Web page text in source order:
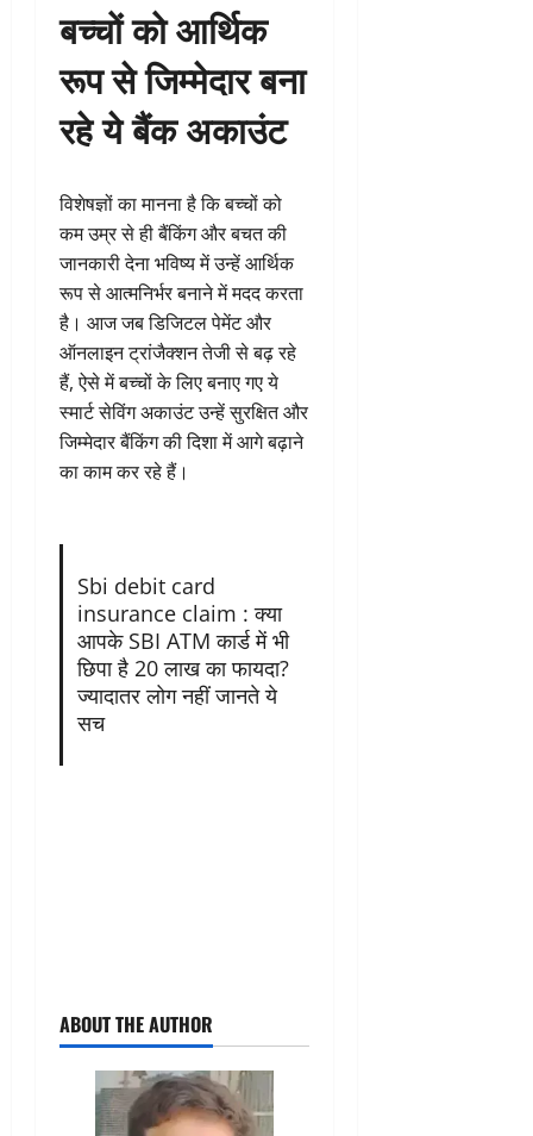
बच्चों को आर्थिक
रूप से जिम्मेदार बना
रहे ये बैंक अकाउंट
विशेषज्ञों का मानना है कि बच्चों को
कम उम्र से ही बैंकिंग और बचत की
जानकारी देना भविष्य में उन्हें आर्थिक
रूप से आत्मनिर्भर बनाने में मदद करता
है। आज जब डिजिटल पेमेंट और
ऑनलाइन ट्रांजैक्शन तेजी से बढ़ रहे
हैं, ऐसे में बच्चों के लिए बनाए गए ये
स्मार्ट सेविंग अकाउंट उन्हें सुरक्षित और
जिम्मेदार बैंकिंग की दिशा में आगे बढ़ाने
का काम कर रहे हैं।
Sbi debit card
insurance claim : क्या
आपके SBI ATM कार्ड में भी
छिपा है 20 लाख का फायदा?
ज्यादातर लोग नहीं जानते ये
सच
ABOUT THE AUTHOR